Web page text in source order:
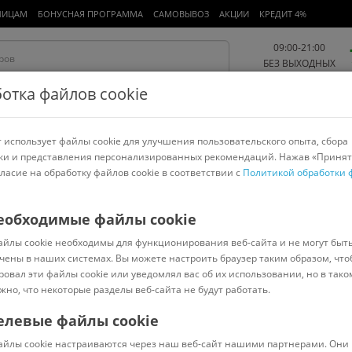
БОНУСНАЯ ПРОГРАММА САМОВЫВОЗ АКЦИИ КРЕДИТ 4%
09:00-21:00
БЕЗ ВЫХОДНЫХ
Работа и офис Авто и мото Детям и мамам Красота и
спорт
Для камер видеонаблюдения Для проекторов Для телевизоров
Сортировать: Популярные
файлов cookie
файлы cookie для улучшения пользовательского опыта, сбора
и представления персонализированных рекомендаций. Нажав
на обработку файлов cookie в соответствии с Политикой обработки
файлы cookie
cookie необходимы для функционирования веб-сайта и не могут
в наших системах. Вы можете настроить браузер таким образом,
эти файлы cookie или уведомлял вас об их использовании, но в
что некоторые разделы веб-сайта не будут работать.
файлы cookie
cookie настраиваются через наш веб-сайт нашими партнерами. Они